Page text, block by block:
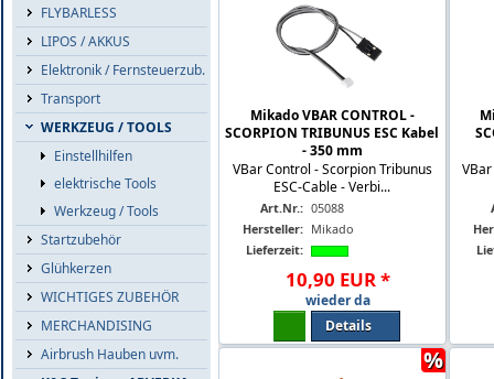
FLYBARLESS
LIPOS / AKKUS
Elektronik / Fernsteuerzub.
Transport
WERKZEUG / TOOLS
Einstellhilfen
elektrische Tools
Werkzeug / Tools
Startzubehör
Glühkerzen
WICHTIGES ZUBEHÖR
MERCHANDISING
Airbrush Hauben uvm.
Mikado VBAR CONTROL -
SCORPION TRIBUNUS ESC Kabel
- 350 mm
VBar Control - Scorpion Tribunus
ESC-Cable - Verbi...
Art.Nr.: 05088
Hersteller: Mikado
Lieferzeit:
10,90 EUR*
wieder da
Details
%